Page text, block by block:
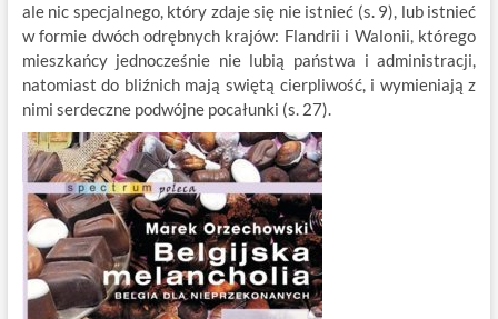
ale nic specjalnego, który zdaje się nie istnieć (s. 9), lub istnieć
w formie dwóch odrębnych krajów: Flandrii i Walonii, którego
mieszkańcy jednocześnie nie lubią państwa i administracji,
natomiast do bliźnich mają swiętą cierpliwość, i wymieniają z
nimi serdeczne podwójne pocałunki (s. 27).